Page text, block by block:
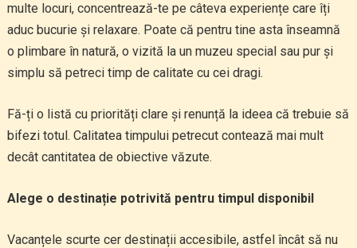
multe locuri, concentrează-te pe câteva experiențe care îți
aduc bucurie și relaxare. Poate că pentru tine asta înseamnă
o plimbare în natură, o vizită la un muzeu special sau pur și
simplu să petreci timp de calitate cu cei dragi.
Fă-ți o listă cu priorități clare și renunță la ideea că trebuie să
bifezi totul. Calitatea timpului petrecut contează mai mult
decât cantitatea de obiective văzute.
Alege o destinație potrivită pentru timpul disponibil
Vacanțele scurte cer destinații accesibile, astfel încât să nu